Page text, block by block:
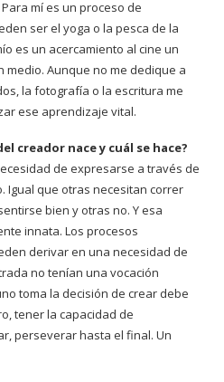
mí es un proceso de
ser el yoga o la pesca de la
es un acercamiento al cine un
medio. Aunque no me dedique a
la fotografía o la escritura me
ese aprendizaje vital.
creador nace y cuál se hace?
de expresarse a través de
Igual que otras necesitan correr
bien y otras no. Y esa
innata. Los procesos
derivar en una necesidad de
no tenían una vocación
toma la decisión de crear debe
tener la capacidad de
perseverar hasta el final. Un